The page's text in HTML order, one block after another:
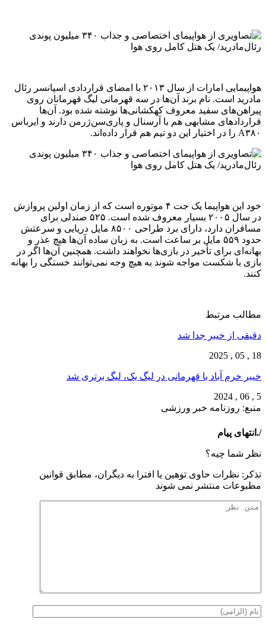
هواپیمایی امارات از سال ۲۰۱۳ با امضای قراردادی اسپانسر رئال
مادرید است. نام برند آن‌ها در سه قهرمانی لیگ قهرمانان روی
پیراهن‌های سفید معروف کهکشانی‌ها نوشته شده بود. آن‌ها
قراردادهای مشابهی هم با آرسنال و پاری‌سن‌ژرمن دارند و ایرباس
A۳۸۰ را در اختیار این دو تیم هم قرار داده‌اند.
خود این هواپیما یک جت ۴ موتوره است که از زمان اولین پروازش
در سال ۲۰۰۵ بسیار معروف شده است. ۵۲۵ صندلی برای
مسافران دارد، دارای برد طراحی ۸۵۰۰ مایل دریایی و سرعتش
حدود ۵۵۹ مایل بر ساعت است. به زبان ساده آن‌ها هیچ عذر و
بهانه‌ای برای تأخیر در بازی‌ها نخواهند داشت. همچنین آن‌ها اگر در
بازی با شکست مواجه شوند به هیچ وجه نمی‌توانند خستگی را بهانه
کنند.
مطالب مرتبط
دقیقی از خیبر جدا شد
18 , 05 , 2025
خیبر خرم آباد با قهرمانی در لیگ یک، لیگ برتری شد
5 , 06 , 2024
منبع: روزنامه خبر ورزشی
/.انتهای پیام
نظر شما چیه؟
تذكر: نظرات حاوی توهين يا افترا به ديگران، مطابق قوانين
مطبوعات منتشر نمی شوند